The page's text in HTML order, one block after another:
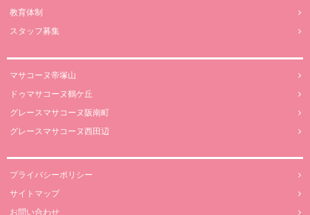
教育体制
スタッフ募集
マサコーヌ帝塚山
ドゥマサコーヌ鶴ケ丘
グレースマサコーヌ阪南町
グレースマサコーヌ西田辺
プライバシーポリシー
サイトマップ
お問い合わせ